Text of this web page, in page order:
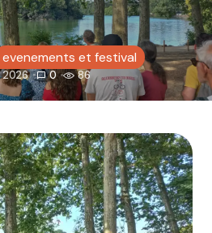
evenements et festival
2026 0 86